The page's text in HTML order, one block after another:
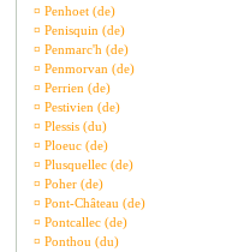
¤ Penhoet (de)
¤ Penisquin (de)
¤ Penmarc'h (de)
¤ Penmorvan (de)
¤ Perrien (de)
¤ Pestivien (de)
¤ Plessis (du)
¤ Ploeuc (de)
¤ Plusquellec (de)
¤ Poher (de)
¤ Pont-Château (de)
¤ Pontcallec (de)
¤ Ponthou (du)